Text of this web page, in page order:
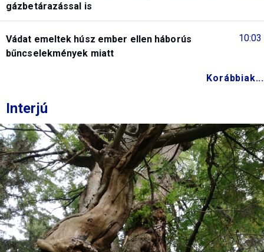
gázbetárazással is
10:03
Vádat emeltek húsz ember ellen háborús
bűncselekmények miatt
Korábbiak...
Interjú